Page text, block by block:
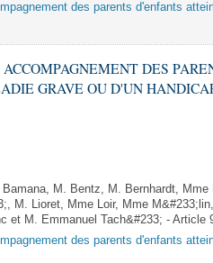
des parents d'enfants
DES
GRAVE OU D'UN
M. Bentz, M. Bernhardt, Mme
M. Lioret, Mme Loir, Mme
et M. Emmanuel Tach&#233; - Article
des parents d'enfants